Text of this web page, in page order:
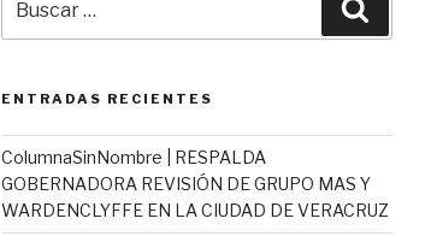
por:
ENTRADAS RECIENTES
ColumnaSinNombre | RESPALDA
GOBERNADORA REVISIÓN DE GRUPO MAS Y
WARDENCLYFFE EN LA CIUDAD DE VERACRUZ